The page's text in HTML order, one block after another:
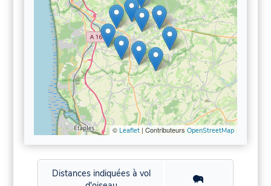
© Leaflet| Contributeurs OpenStreetMap
Distances indiquées à vol